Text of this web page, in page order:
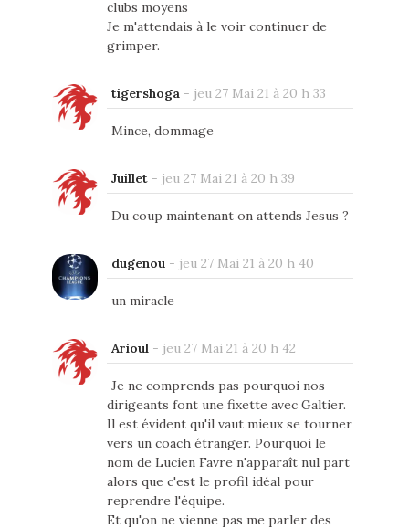
clubs moyens
Je m'attendais à le voir continuer de
grimper.
tigershoga - jeu 27 Mai 21 à 20 h 33
Mince, dommage
Juillet- jeu 27 Mai 21 à 20 h 39
Du coup maintenant on attends Jesus ?
dugenou - jeu 27 Mai 21 à 20 h 40
un miracle
Arioul - jeu 27 Mai 21 à 20 h 42
Je ne comprends pas pourquoi nos
dirigeants font une fixette avec Galtier.
Il est évident qu'il vaut mieux se tourner
vers un coach étranger. Pourquoi le
nom de Lucien Favre n'apparaît nul part
alors que c'est le profil idéal pour
reprendre l'équipe.
Et qu'on ne vienne pas me parler des